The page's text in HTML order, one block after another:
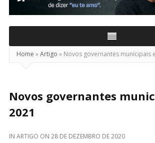
Home »Artigo » Novos governantes municipais
Novos governantes
2021
IN ARTIGO ON 28 DE DEZEMBRO DE 2020